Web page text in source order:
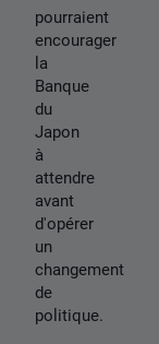
pourraient
encourager
la
Banque
du
Japon
à
attendre
avant
d'opérer
un
changement
de
politique.